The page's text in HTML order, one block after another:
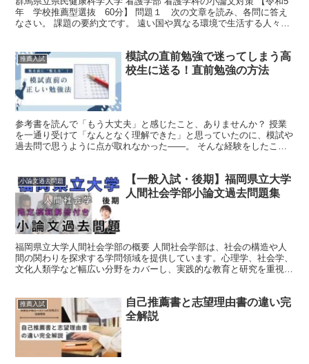
年 学校推薦型選抜 60分】 問題１ 次の文章を読み、各問に答え
なさい。 課題の要約文です。 遠い国や異なる環境で生活する人々の
推薦入試
模試の直前勉強で迷ってしまう高
校生に送る！直前勉強の方法
参考書を読んで「もう大丈夫」と感じたこと、ありませんか？ 授業
を一通り受けて「なんとなく理解できた」と思っていたのに、模試や
過去問で思うように点が取れなかった——。 そんな経験をしたこと
た気がする”という処理のしやすさを、「身についた」と錯覚してし
まうのです。 けれど、その“なんとなく”は、本番では力になりませ
ん。今回は、そんな「つもり学習」を抜け出し、本当に使える知識に
変えるための方法を解説します。
小論文過去問題
【一般入試・後期】福岡県立大学
人間社会学部小論文過去問題集
福岡県立大学人間社会学部の概要 人間社会学部は、社会の構造や人
間の関わりを探求する学問領域を提供しています。心理学、社会学、
文化人類学など幅広い分野をカバーし、実践的な教育と研究を重視し
推薦入試
自己推薦書と志望理由書の違い完
全解説